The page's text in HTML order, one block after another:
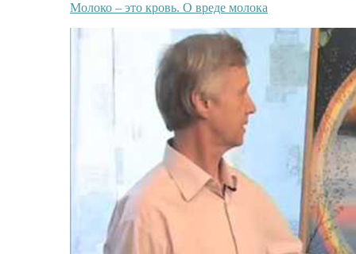
Молоко – это кровь. О вреде молока